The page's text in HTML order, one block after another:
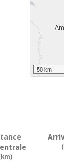
50 km